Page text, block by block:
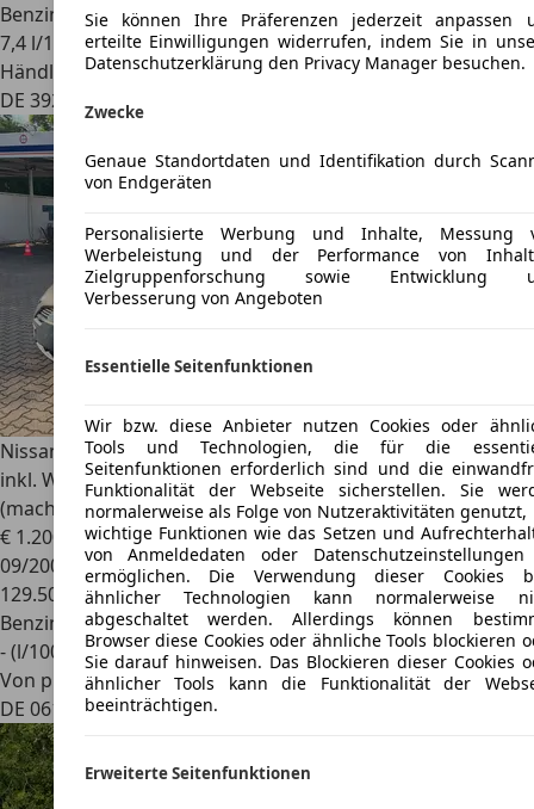
Benzin
7,4 l/100 km (komb.)
Händler
DE 39218 Schönebeck
Nissan Primera
Guter Zustand. Klima, Rückfahrkamera,
inkl. Winterreifen. Auspuff müsste geschweißt werden
(macht Geräusch).
€ 1.200
09/2005
129.500 km
Benzin
- (l/100 km)
Von privat
DE 06124 Halle (saale), Stadt
Sie können Ihre Präferenzen jederzeit anpassen
erteilte Einwilligungen widerrufen, indem Sie in
Datenschutzerklärung den Privacy Manager besuchen.
Zwecke
Genaue Standortdaten und Identifikation durch
von Endgeräten
Personalisierte Werbung und Inhalte, Messung
Werbeleistung und der Performance von
Zielgruppenforschung sowie Entwicklung
Verbesserung von Angeboten
Essentielle Seitenfunktionen
Wir bzw. diese Anbieter nutzen Cookies oder
Tools und Technologien, die für die
Seitenfunktionen erforderlich sind und die
Funktionalität der Webseite sicherstellen. Sie
normalerweise als Folge von Nutzeraktivitäten genutzt,
wichtige Funktionen wie das Setzen und
von Anmeldedaten oder
ermöglichen. Die Verwendung dieser Cookies
ähnlicher Technologien kann normalerweise
abgeschaltet werden. Allerdings können
Browser diese Cookies oder ähnliche Tools blockieren
Sie darauf hinweisen. Das Blockieren dieser Cookies
ähnlicher Tools kann die Funktionalität der
beeinträchtigen.
Erweiterte Seitenfunktionen